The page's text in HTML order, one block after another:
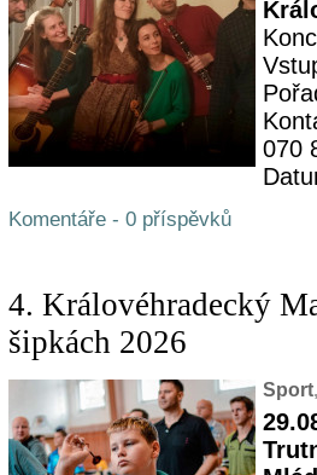
070
Komentáře - 0 příspěvků
4. Královéhradecký
šipkách 2026
Sport